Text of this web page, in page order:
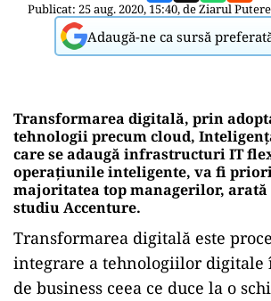
Publicat: 25 aug. 2020, 15:40, deZiarul
Adaugă-ne ca sursă
Transformarea digitală, prin
tehnologii precum cloud,
care se adaugă infrastructuri IT
operațiunile inteligente, va fi
majoritatea top managerilor, arată
studiu Accenture.
Transformarea digitală este
integrare a tehnologiilor digitale
de business ceea ce duce la o